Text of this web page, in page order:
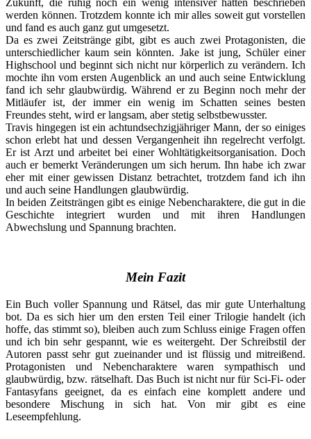
werden können. Trotzdem konnte ich mir alles soweit gut vorstellen
und fand es auch ganz gut umgesetzt.
Da es zwei Zeitstränge gibt, gibt es auch zwei Protagonisten, die
unterschiedlicher kaum sein könnten. Jake ist jung, Schüler einer
Highschool und beginnt sich nicht nur körperlich zu verändern. Ich
mochte ihn vom ersten Augenblick an und auch seine Entwicklung
fand ich sehr glaubwürdig. Während er zu Beginn noch mehr der
Mitläufer ist, der immer ein wenig im Schatten seines besten
Freundes steht, wird er langsam, aber stetig selbstbewusster.
Travis hingegen ist ein achtundsechzigjähriger Mann, der so einiges
schon erlebt hat und dessen Vergangenheit ihn regelrecht verfolgt.
Er ist Arzt und arbeitet bei einer Wohltätigkeitsorganisation. Doch
auch er bemerkt Veränderungen um sich herum. Ihn habe ich zwar
eher mit einer gewissen Distanz betrachtet, trotzdem fand ich ihn
und auch seine Handlungen glaubwürdig.
In beiden Zeitsträngen gibt es einige Nebencharaktere, die gut in die
Geschichte integriert wurden und mit ihren Handlungen
Abwechslung und Spannung brachten.
Mein Fazit
Ein Buch voller Spannung und Rätsel, das mir gute Unterhaltung
bot. Da es sich hier um den ersten Teil einer Trilogie handelt (ich
hoffe, das stimmt so), bleiben auch zum Schluss einige Fragen offen
und ich bin sehr gespannt, wie es weitergeht. Der Schreibstil der
Autoren passt sehr gut zueinander und ist flüssig und mitreißend.
Protagonisten und Nebencharaktere waren sympathisch und
glaubwürdig, bzw. rätselhaft. Das Buch ist nicht nur für Sci-Fi- oder
Fantasyfans geeignet, da es einfach eine komplett andere und
besondere Mischung in sich hat. Von mir gibt es eine
Leseempfehlung.